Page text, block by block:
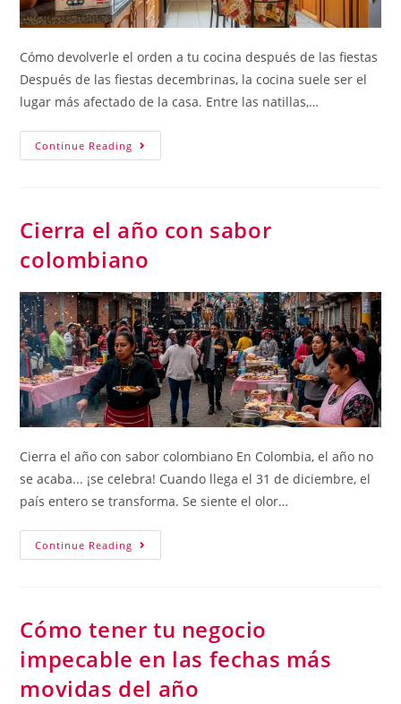
Cómo devolverle el orden a tu cocina después de las fiestas
Después de las fiestas decembrinas, la cocina suele ser el
lugar más afectado de la casa. Entre las natillas,…
Continue Reading
Cierra el año con sabor
colombiano
Cierra el año con sabor colombiano En Colombia, el año no
se acaba... ¡se celebra! Cuando llega el 31 de diciembre, el
país entero se transforma. Se siente el olor…
Continue Reading
Cómo tener tu negocio
impecable en las fechas más
movidas del año